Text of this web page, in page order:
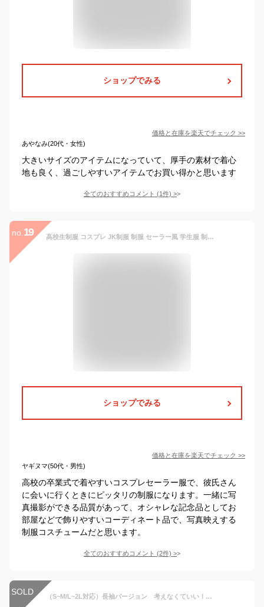
ショップでみる
価格と在庫を楽天でチェック >>
あやなみ(20代・女性)
大きいサイズのアイテムになっていて、厚手の素材で着心
地も良く、過ごしやすいアイテムでお買い得かと思います
全てのおすすめコメント (1件) >
no. 19 高校生制服 コスプレ JK制服 制服 セーラー風 学生服 制服セット 女子高校生 制服 学生服 セーラー襟 学生服 制服 女子高生 学生服 セーラー服 制服 コスプレ コスチューム 衣装 仮装 ハロウィン 可愛い 大人用送料無料
ショップでみる
価格と在庫を楽天でチェック >>
ヤギヌマ(50代・男性)
高校の卒業式で着やすいコスプレセーラー服で、彼氏さん
に会いに行くときにピッタリの制服になります。一緒に写
真撮影ができる品質があって、オシャレな記念品としてお
部屋などで飾りやすいコーディネート品で、写真映えする
制服コスチュームだと思います。
全てのおすすめコメント (2件) >
SOLD （S~M/L~2L対応）長袖バージョン 考えなくていい！一軍ワンピ／ ワンピース 長袖 ロングセラー おでかけ 同窓会 レディース 人気 グレー ブラック 黒 40代 50代 ミセス 似合う 上品 きれいめ 素敵 シンプル 無地